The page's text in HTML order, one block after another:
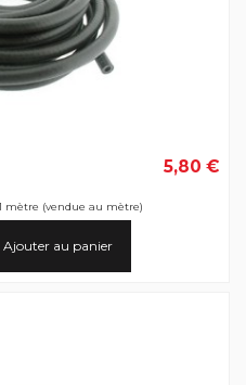
5,80 €
mètre (vendue au mètre)
Ajouter au panier